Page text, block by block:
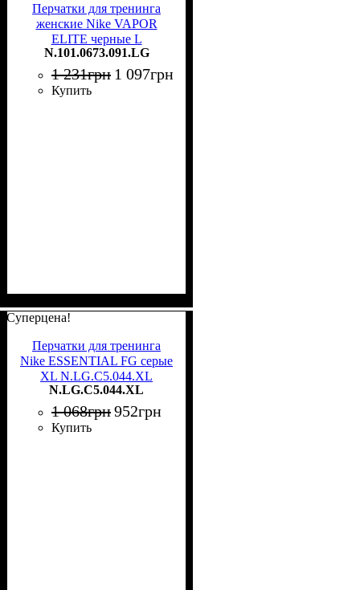
Перчатки для тренинга
женские Nike VAPOR
ELITE черные L
N.101.0673.091.LG
N.101.0673.091.LG
1 231грн 1 097грн
Купить
Суперцена!
Перчатки для тренинга
Nike ESSENTIAL FG серые
XL N.LG.C5.044.XL
N.LG.C5.044.XL
1 068грн952грн
Купить